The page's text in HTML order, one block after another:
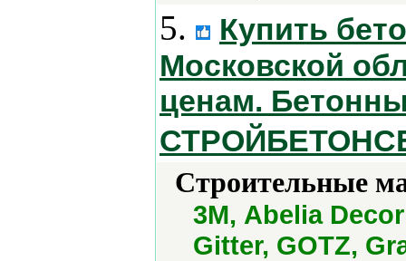
5.
Купить
Московской
ценам.
Строительные
3М, Abelia
Gitter, GOTZ,